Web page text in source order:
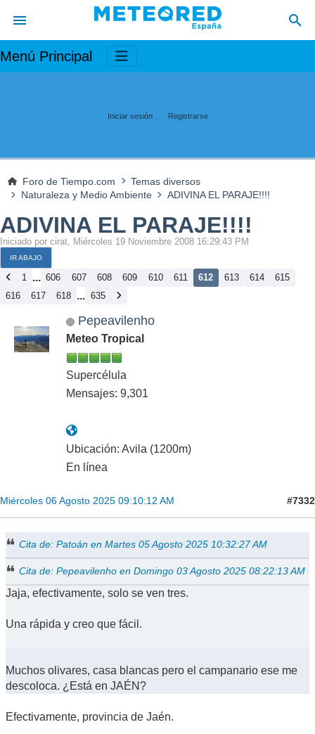
Menú Principal
Iniciar sesión Registrarse
Foro de Tiempo.com
Temas diversos
Naturaleza y Medio Ambiente
ADIVINA EL PARAJE!!!!
ADIVINA EL PARAJE!!!!
Iniciado por cirat, Miércoles 19 Noviembre 2008 16:29:43 PM
IR ABAJO
1 ... 606 607 608 609 610 611 612 613 614
615
616
617 618 ... 635
Pepeavilenho
Meteo Tropical
Supercélula
Mensajes: 9,301
Ubicación: Avila (1200m)
En línea
Miércoles 06 Agosto 2025 09:10:12 AM #7332
Cita de: Patoán en Martes 05 Agosto 2025 10:32:27 AM
Cita de: Pepeavilenho en Domingo 03 Agosto 2025 08:22:13 AM
Jaja, efectivamente, solo se ven tres.
Una rápida y creo que fácil.
Muchos olivares, casa blancas pero el campanario ese me
descoloca. ¿Está en JAÉN?
Efectivamente, provincia de Jaén.